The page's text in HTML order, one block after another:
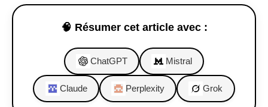
🧠 Résumer cet article avec :
ChatGPT Mistral
Claude Perplexity Grok